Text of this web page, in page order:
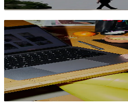
Account Director Banny.io
Sneller produceren
Raoul
Creative project lead Banny.io